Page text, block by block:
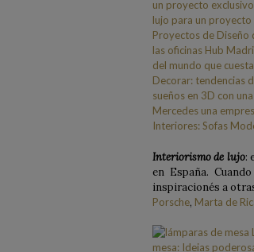
Interiorismo de lujo:
en España.
inspiracionés a
Porsche, Marta de